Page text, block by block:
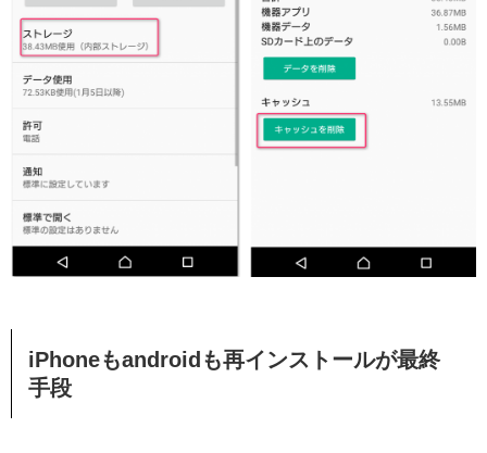
iPhoneもandroidも再インストールが最終
手段